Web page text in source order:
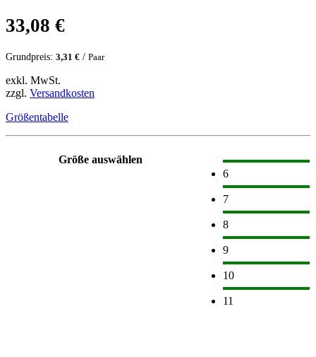
33,08 €
Grundpreis: 3,31 € / Paar
exkl. MwSt.
zzgl. Versandkosten
Größentabelle
Größe auswählen
6
7
8
9
10
11